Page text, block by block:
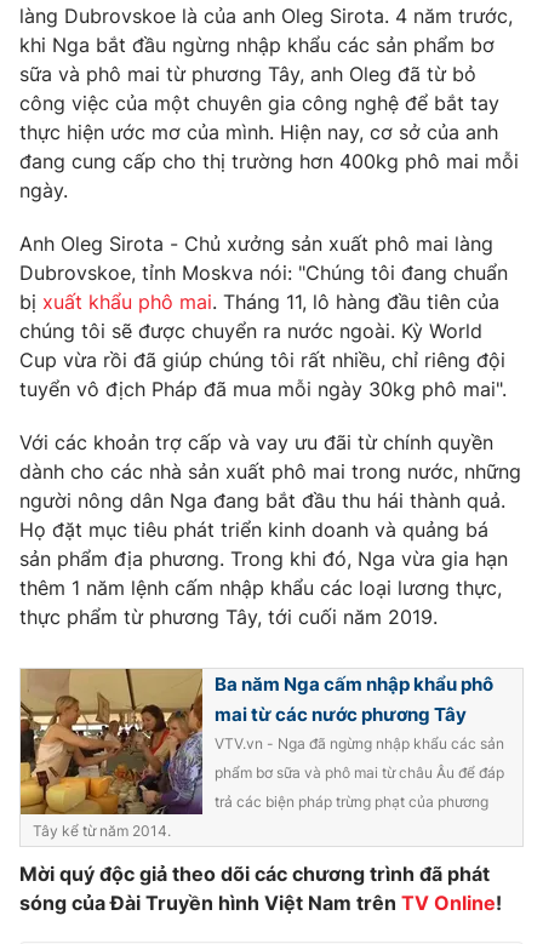
VTV Money VTV Thể thao
VTV Sức khoẻ Bất động sản
Thị trường 24h Tấm lòng Việt
VTV4 Vươn mình bằng AI
VTV9 VTV8
Liên hệ tòa soạn English
THỜI BÁO VTV
Theo dõi báo trên
Cơ quan chủ quản:Đài Truyền hình Việt Nam
Cơ quan báo chí:Thời báo VTV
Giấy phép hoạt động báo in và báo điện tử số 483/GP-BTTTT
cấp ngày 29/12/2023
Tổng Biên tập:Vũ Thanh Thủy
Phó Tổng Biên tập:Nguyễn Thị Mỹ Hạnh, Phạm Quốc Thắng,
Nguyễn Trọng Ninh
làng Dubrovskoe là của anh Oleg Sirota. 4 năm trước,
khi Nga bắt đầu ngừng nhập khẩu các sản phẩm bơ
sữa và phô mai từ phương Tây, anh Oleg đã từ bỏ
công việc của một chuyên gia công nghệ để bắt tay
thực hiện ước mơ của mình. Hiện nay, cơ sở của anh
đang cung cấp cho thị trường hơn 400kg phô mai mỗi
ngày.
Anh Oleg Sirota - Chủ xưởng sản xuất phô mai làng
Dubrovskoe, tỉnh Moskva nói: "Chúng tôi đang chuẩn
bị xuất khẩu phô mai. Tháng 11, lô hàng đầu tiên của
chúng tôi sẽ được chuyển ra nước ngoài. Kỳ World
Cup vừa rồi đã giúp chúng tôi rất nhiều, chỉ riêng đội
tuyển vô địch Pháp đã mua mỗi ngày 30kg phô mai".
Với các khoản trợ cấp và vay ưu đãi từ chính quyền
dành cho các nhà sản xuất phô mai trong nước, những
người nông dân Nga đang bắt đầu thu hái thành quả.
Họ đặt mục tiêu phát triển kinh doanh và quảng bá
sản phẩm địa phương. Trong khi đó, Nga vừa gia hạn
thêm 1 năm lệnh cấm nhập khẩu các loại lương thực,
thực phẩm từ phương Tây, tới cuối năm 2019.
Ba năm Nga cấm nhập khẩu phô
mai từ các nước phương Tây
VTV.vn - Nga đã ngừng nhập khẩu các sản
phẩm bơ sữa và phô mai từ châu Âu để đáp
trả các biện pháp trừng phạt của phương
Tây kể từ năm 2014.
Mời quý độc giả theo dõi các chương trình đã phát
sóng của Đài Truyền hình Việt Nam trên TV Online!